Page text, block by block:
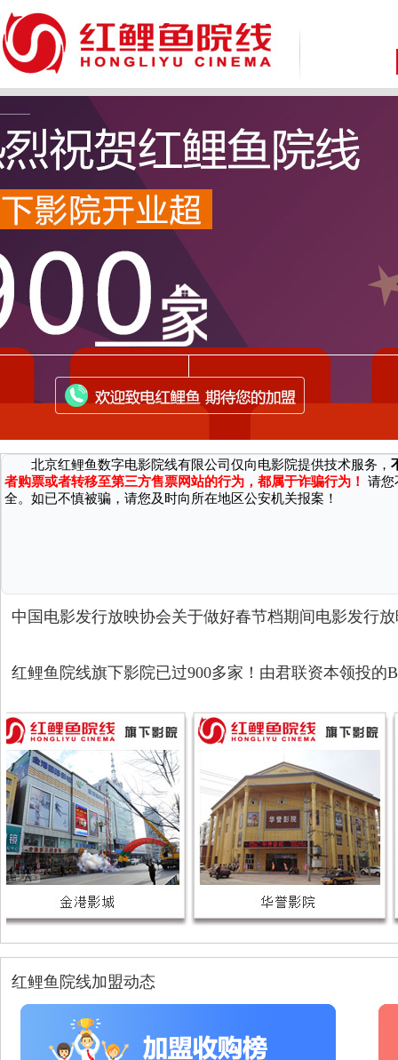
致 尊敬的广大消费者：
因近期接到国家机关反馈，有不法分子通过微信、第三方网站/软件等
北京红鲤鱼数字电影院线有限公司仅向电影院提供技术服务，
者购票或者转移至第三方售票网站的行为，都属于诈骗行为！请您
全。如已不慎被骗，请您及时向所在地区公安机关报案！
中国电影发行放映协会关于做好春节档期间电影发行
红鲤鱼院线旗下影院已过900多家！由君联资本领投的
红鲤鱼院线加盟动态